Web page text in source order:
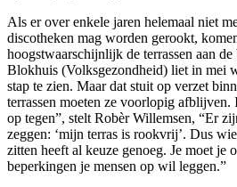
Als er over enkele jaren helemaal niet
discotheken mag worden gerookt,
hoogstwaarschijnlijk de terrassen aan de
Blokhuis (Volksgezondheid) liet in mei
stap te zien. Maar dat stuit op verzet
terrassen moeten ze voorlopig afblijven.
op tegen”, stelt Robèr Willemsen, “Er
zeggen: ‘mijn terras is rookvrij’. Dus
zitten heeft al keuze genoeg. Je moet je
beperkingen je mensen op wil leggen.”